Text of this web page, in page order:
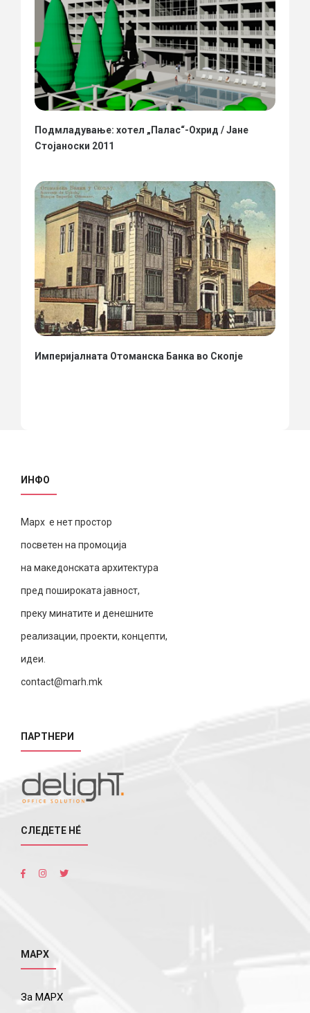
Подмладување: хотел „Палас“-Охрид / Јане
Стојаноски 2011
Империјалната Отоманска Банка во Скопје
ИНФО
Марх е нет простор
посветен на промоција
на македонската архитектура
пред пошироката јавност,
преку минатите и денешните
реализации, проекти, концепти,
идеи.
contact@marh.mk
ПАРТНЕРИ
СЛЕДЕТЕ НÉ
МАРХ
За МАРХ